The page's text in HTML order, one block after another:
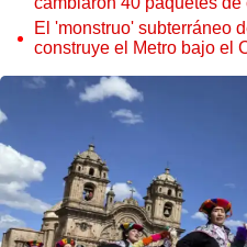
El 'monstruo' subterráneo
construye el Metro bajo el